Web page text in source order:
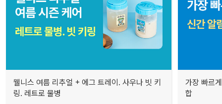
웰니스 여름 리추얼 + 에그 트레이. 사우나 빗 키
링. 레트로 물병
가장 빠르
합